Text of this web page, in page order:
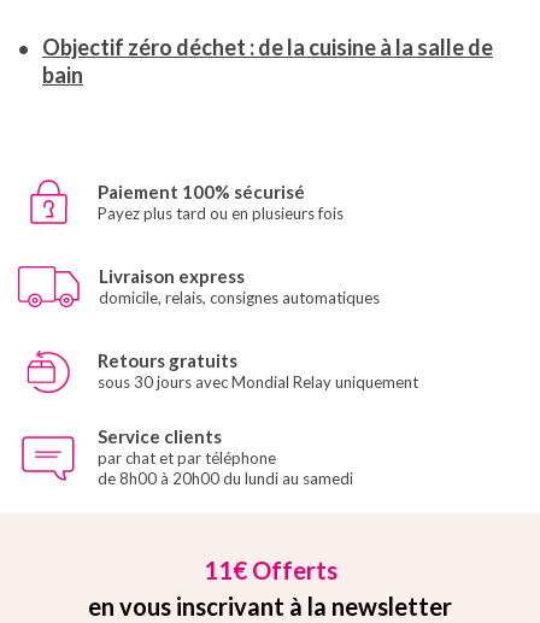
Objectif zéro déchet : de la cuisine à la salle de
bain
Paiement 100% sécurisé
Payez plus tard ou en plusieurs fois
Livraison express
domicile, relais, consignes automatiques
Retours gratuits
sous 30 jours avec Mondial Relay uniquement
Service clients
par chat et par téléphone
de 8h00 à 20h00 du lundi au samedi
11€ Offerts
en vous inscrivant à la newsletter